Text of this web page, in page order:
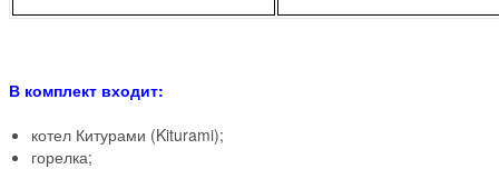
В комплект входит:
котел Китурами (Kiturami);
горелка;